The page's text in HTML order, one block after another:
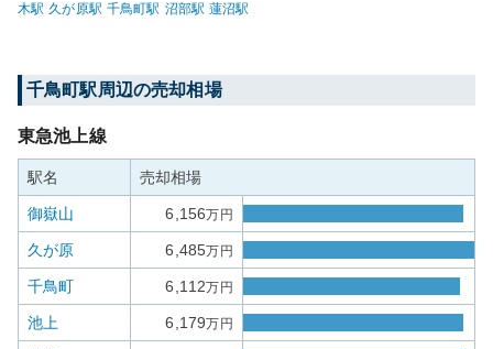
木駅 久が原駅 千鳥町駅 沼部駅 蓮沼駅
千鳥町駅周辺の売却相場
東急池上線
駅名 売却相場
御嶽山 6,156万円
久が原 6,485万円
千鳥町 6,112万円
池上 6,179万円